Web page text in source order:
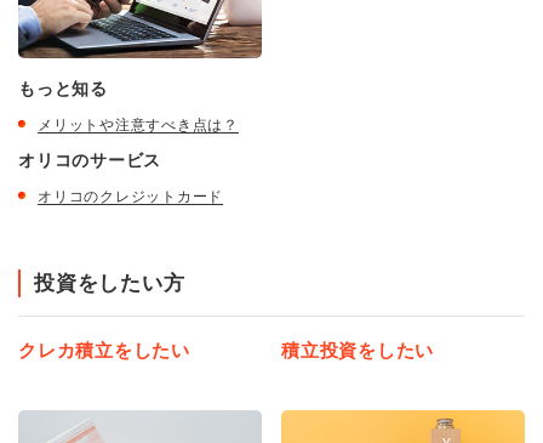
もっと知る
メリットや注意すべき点は？
オリコのサービス
オリコのクレジットカード
投資をしたい方
クレカ積立をしたい 積立投資をしたい